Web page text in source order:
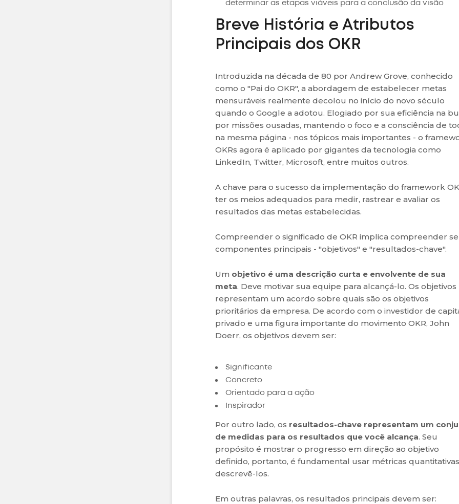
determinar as etapas viáveis para a conclusão da visão
Breve História e Atributos
Principais dos OKR
Introduzida na década de 80 por Andrew Grove, conhecido
como o "Pai do OKR", a abordagem de estabelecer metas
mensuráveis realmente decolou no início do novo século
quando o Google a adotou. Elogiado por sua eficiência na
por missões ousadas, mantendo o foco e a consciência de
na mesma página - nos tópicos mais importantes - o
OKRs agora é aplicado por gigantes da tecnologia como
LinkedIn, Twitter, Microsoft, entre muitos outros.
A chave para o sucesso da implementação do framework
ter os meios adequados para medir, rastrear e avaliar os
resultados das metas estabelecidas.
Compreender o significado de OKR implica compreender
componentes principais - "objetivos" e "resultados-chave".
Um objetivo é uma descrição curta e envolvente de sua
meta. Deve motivar sua equipe para alcançá-lo. Os objetivos
representam um acordo sobre quais são os objetivos
prioritários da empresa. De acordo com o investidor de
privado e uma figura importante do movimento OKR, John
Doerr, os objetivos devem ser:
Significante
Concreto
Orientado para a ação
Inspirador
Por outro lado, os resultados-chave representam um
de medidas para os resultados que você alcança. Seu
propósito é mostrar o progresso em direção ao objetivo
definido, portanto, é fundamental usar métricas
descrevê-los.
Em outras palavras, os resultados principais devem ser: